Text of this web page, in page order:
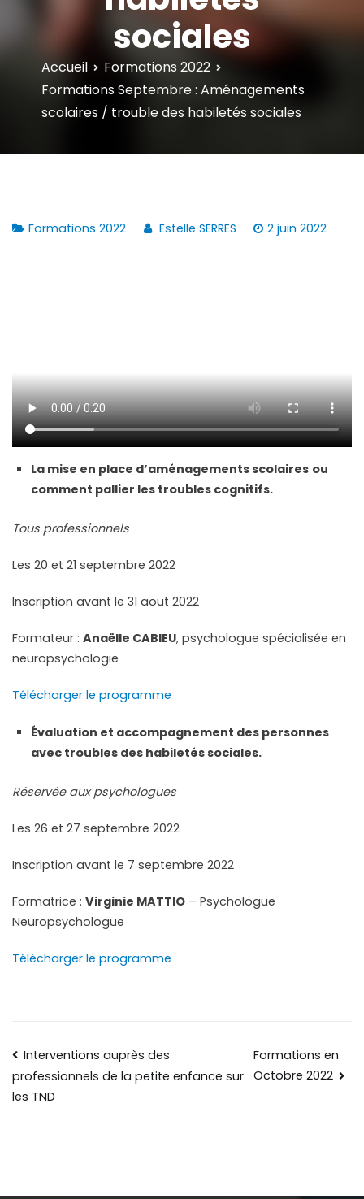
sociales
Accueil
Formations 2022
Formations Septembre : Aménagements
scolaires / trouble des habiletés sociales
Formations 2022 Estelle SERRES 2 juin 2022
La mise en place d’aménagements scolaires ou
comment pallier les troubles cognitifs.
Tous professionnels
Les 20 et 21 septembre 2022
Inscription avant le 31 aout 2022
Formateur : Anaëlle CABIEU, psychologue spécialisée en
neuropsychologie
Télécharger le programme
Évaluation et accompagnement des personnes
avec troubles des habiletés sociales.
Réservée aux psychologues
Les 26 et 27 septembre 2022
Inscription avant le 7 septembre 2022
Formatrice : Virginie MATTIO – Psychologue
Neuropsychologue
Télécharger le programme
Interventions auprès des
professionnels de la petite enfance sur
les TND
Formations en
Octobre 2022